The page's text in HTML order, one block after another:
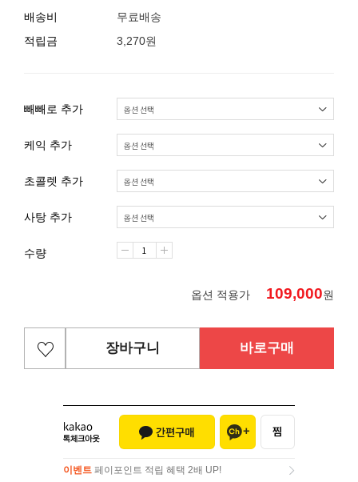
배송비
무료배송
적립금
3,270원
빼빼로 추가
케익 추가
초콜렛 추가
사탕 추가
수량
옵션 적용가 109,000원
장바구니 바로구매
이벤트 페이포인트 적립 혜택 2배 UP!